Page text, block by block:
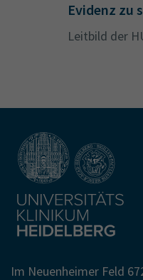
Evidenz zu
Leitbild der
Im Neuenheimer Feld